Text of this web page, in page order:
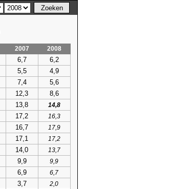
2007
2008
6,7 6,2
5,5 4,9
7,4 5,6
12,3 8,6
13,8
14,8
17,2
16,3
16,7
17,9
17,1
17,2
14,0
13,7
9,9
9,9
6,9
6,7
3,7 2,0